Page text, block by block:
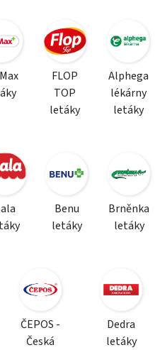
FLOP
TOP
letáky
Alphega
lékárny
letáky
Benu
letáky
Brněnka
letáky
ČEPOS -
Česká
Dedra
letáky